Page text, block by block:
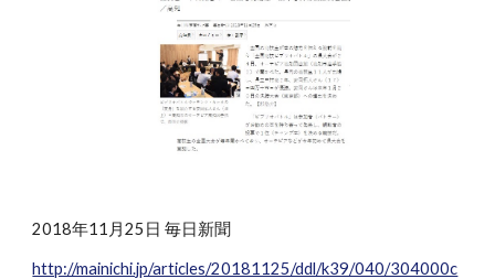
2018年11月25日 毎日新聞
http://mainichi.jp/articles/20181125/ddl/k39/040/304000c